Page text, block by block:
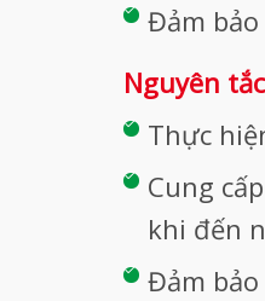
Đảm
Nguyên
Thực
Cung
khi đến
Đảm bảo